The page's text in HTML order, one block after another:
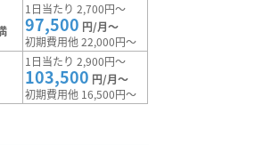
1日当たり 2,700円～
97,500 円/月～
初期費用他 22,000円～
1日当たり 2,900円～
103,500 円/月～
初期費用他 16,500円～